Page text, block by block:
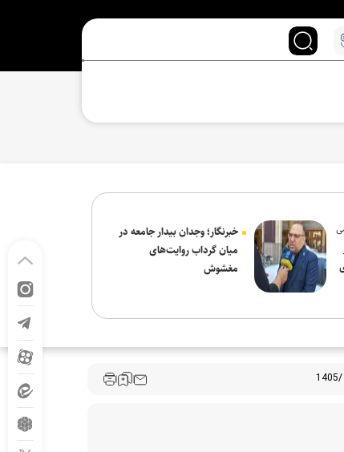
خبرنگار؛ وجدان بیدار جامعه در
میان گرداب روایت‌های
مغشوش